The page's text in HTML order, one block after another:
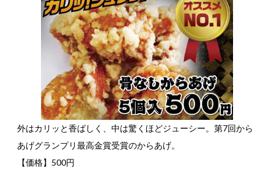
外はカリッと香ばしく、中は驚くほどジューシー。第7回から
あげグランプリ最高金賞受賞のからあげ。
【価格】500円